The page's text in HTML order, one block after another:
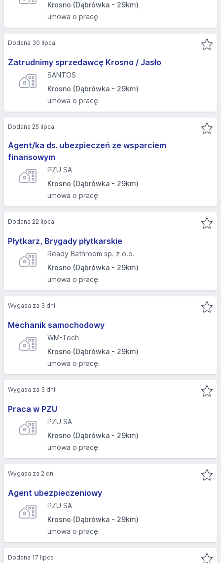
Krosno (Dąbrówka - 29km)
umowa o pracę
Zatrudnimy sprzedawcę Krosno / Jasło
SANTOS
Krosno (Dąbrówka - 29km)
umowa o pracę
Dodana 30 lipca
Agent/ka ds. ubezpieczeń ze wsparciem
finansowym
PZU SA
Krosno (Dąbrówka - 29km)
umowa o pracę
Dodana 25 lipca
Płytkarz, Brygady płytkarskie
Ready Bathroom sp. z o.o.
Krosno (Dąbrówka - 29km)
umowa o pracę
Dodana 22 lipca
Mechanik samochodowy
WM-Tech
Krosno (Dąbrówka - 29km)
umowa o pracę
Wygasa za 3 dni
Praca w PZU
PZU SA
Krosno (Dąbrówka - 29km)
umowa o pracę
Wygasa za 3 dni
Agent ubezpieczeniowy
PZU SA
Krosno (Dąbrówka - 29km)
umowa o pracę
Wygasa za 2 dni
Dodana 17 lipca